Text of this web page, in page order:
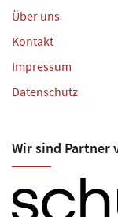
Über uns
Kontakt
Impressum
Datenschutz
Wir sind Partner